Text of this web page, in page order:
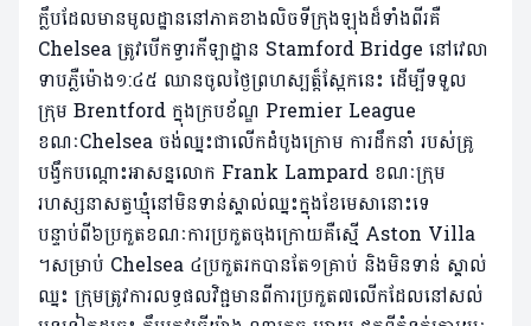
ក្លឹបដែលមានមូលដ្ឋាននៅភាគខាងលិចទីក្រុងឡុងដ៏ទាំងពីរគឺ
Chelsea ត្រូវបើកទ្វារកីឡាដ្ឋាន Stamford Bridge នៅវេលា
ទាបភ្លឺម៉ោង១:៤៥ ឈានចូលថ្ងៃព្រហស្បត្ត៏ស្អែកនេះ ដើម្បីទទួល
ក្រុម Brentford ក្នុងក្របខ័ណ្ឌ Premier League
ខណៈChelsea ចង់ឈ្នះជាលើកដំបូងក្រោម ការដឹកនាំ របស់គ្រូ
បង្វឹកបណ្តោះអាសន្នលោក Frank Lampard ខណៈក្រុម
រហស្សនាសត្វឃ្មុំនៅមិនទាន់ស្គាល់ឈ្នះក្នុងខែមេសានោះទេ
បន្ទាប់ពី៦ប្រកួតខណៈការប្រកួតចុងក្រោយគឺស្មើ Aston Villa
។សម្រាប់ Chelsea ៤ប្រកួតរកបានតែ១គ្រាប់ និងមិនទាន់ ស្គាល់
ឈ្នះ ក្រុមត្រូវការលទ្ធផលវិជ្ជមានពីការប្រកួត៧លើកដែលនៅសល់